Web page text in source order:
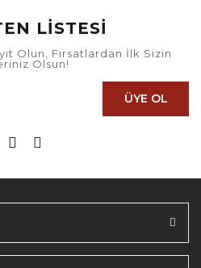
LİSTESİ
Olun, Fırsatlardan İlk Sizin
Olsun!
ÜYE OL